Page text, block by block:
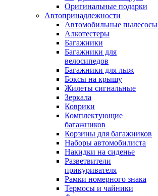
Оригинальные подарки
Автопринадлежности
Автомобильные пылесосы
Алкотестеры
Багажники
Багажники для
велосипедов
Багажники для лыж
Боксы на крышу
Жилеты сигнальные
Зеркала
Коврики
Комплектующие
багажников
Корзины для багажников
Наборы автомобилиста
Накидки на сиденье
Разветвители
прикуривателя
Рамки номерного знака
Термосы и чайники